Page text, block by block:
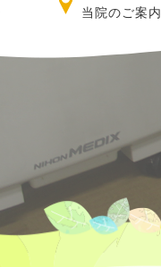
当院のご案内